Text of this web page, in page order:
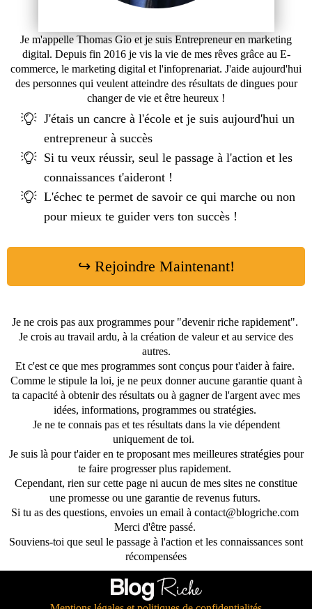
Je m'appelle Thomas Gio et je suis Entrepreneur en marketing
digital. Depuis fin 2016 je vis la vie de mes rêves grâce au E-
commerce, le marketing digital et l'infoprenariat. J'aide aujourd'hui
des personnes qui veulent atteindre des résultats de dingues pour
changer de vie et être heureux !
J'étais un cancre à l'école et je suis aujourd'hui un
entrepreneur à succès
Si tu veux réussir, seul le passage à l'action et les
connaissances t'aideront !
L'échec te permet de savoir ce qui marche ou non
pour mieux te guider vers ton succès !
↪ Rejoindre Maintenant!
Je ne crois pas aux programmes pour "devenir riche rapidement".
Je crois au travail ardu, à la création de valeur et au service des
autres.
Et c'est ce que mes programmes sont conçus pour t'aider à faire.
Comme le stipule la loi, je ne peux donner aucune garantie quant à
ta capacité à obtenir des résultats ou à gagner de l'argent avec mes
idées, informations, programmes ou stratégies.
Je ne te connais pas et tes résultats dans la vie dépendent
uniquement de toi.
Je suis là pour t'aider en te proposant mes meilleures stratégies pour
te faire progresser plus rapidement.
Cependant, rien sur cette page ni aucun de mes sites ne constitue
une promesse ou une garantie de revenus futurs.
Si tu as des questions, envoies un email à contact@blogriche.com
Merci d'être passé.
Souviens-toi que seul le passage à l'action et les connaissances sont
récompensées